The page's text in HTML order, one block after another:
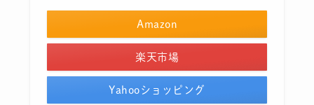
Amazon
楽天市場
Yahooショッピング